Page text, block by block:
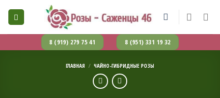
8 (919) 279 75 41 8 (951) 331 19 32
ГЛАВНАЯ / ЧАЙНО-ГИБРИДНЫЕ РОЗЫ